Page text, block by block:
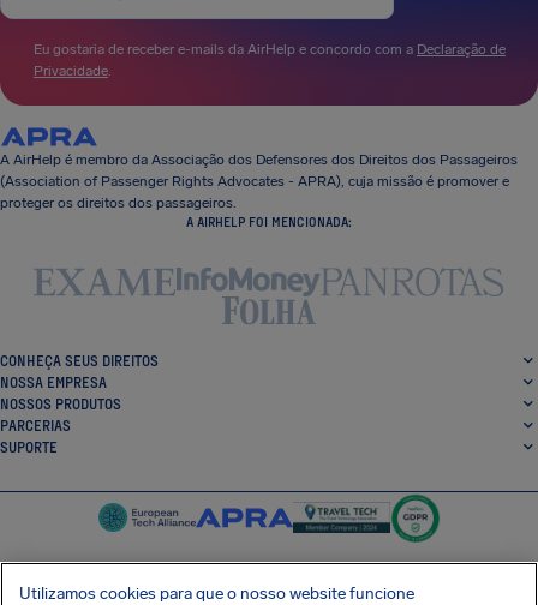
Eu gostaria de receber e-mails da AirHelp e concordo com a Declaração de
Privacidade.
A AirHelp é membro da Associação dos Defensores dos Direitos dos Passageiros
(Association of Passenger Rights Advocates - APRA), cuja missão é promover e
proteger os direitos dos passageiros.
A AIRHELP FOI MENCIONADA:
CONHEÇA SEUS DIREITOS
NOSSA EMPRESA
NOSSOS PRODUTOS
PARCERIAS
SUPORTE
Utilizamos cookies para que o nosso website funcione